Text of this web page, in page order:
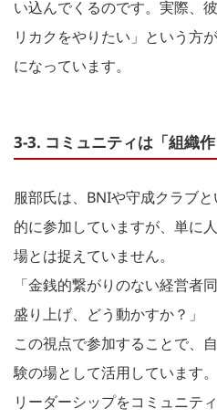
い込んでくるのです。実際、
リカクをやりたい」という方
になっています。
3-3. コミュニティは「組織作
服部氏は、BNIや守成クラブ
的に参加していますが、単に
場とは捉えていません。
「金銭的繋がりのない経営者
盛り上げ、どう動かすか？」
この視点で参加することで、
験の場として活用しています
リーダーシップをコミュニテ